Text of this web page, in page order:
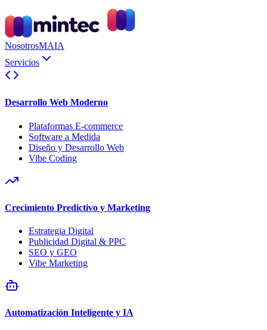
NosotrosMAIA
Servicios
Desarrollo Web Moderno
Plataformas E-commerce
Software a Medida
Diseño y Desarrollo Web
Vibe Coding
Crecimiento Predictivo y Marketing
Estrategia Digital
Publicidad Digital & PPC
SEO y GEO
Vibe Marketing
Automatización Inteligente y IA